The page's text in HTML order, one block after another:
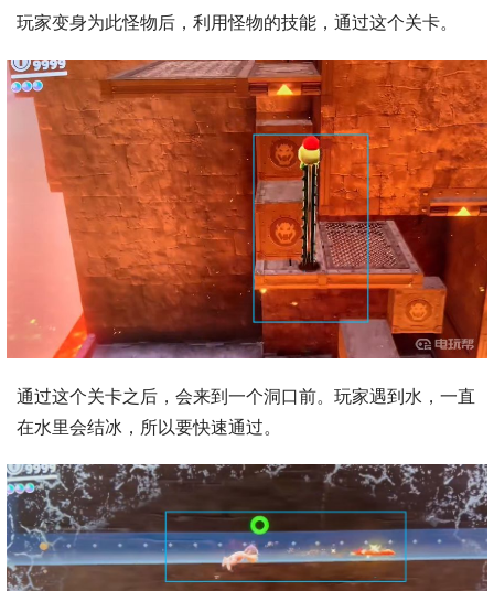
玩家变身为此怪物后，利用怪物的技能，通过这个关卡。
通过这个关卡之后，会来到一个洞口前。玩家遇到水，一直
在水里会结冰，所以要快速通过。